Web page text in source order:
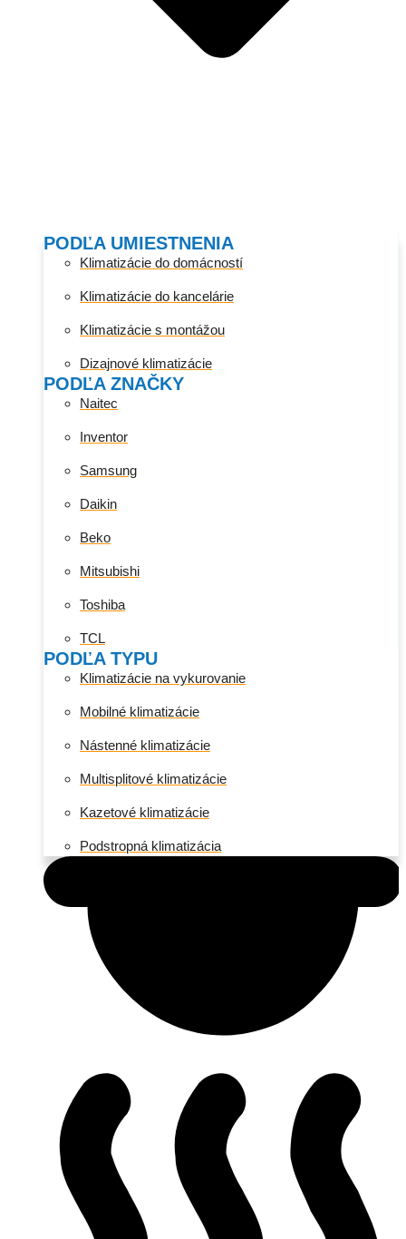
PODĽA UMIESTNENIA
Klimatizácie do domácností
Klimatizácie do kancelárie
Klimatizácie s montážou
Dizajnové klimatizácie
PODĽA ZNAČKY
Naitec
Inventor
Samsung
Daikin
Beko
Mitsubishi
Toshiba
TCL
PODĽA TYPU
Klimatizácie na vykurovanie
Mobilné klimatizácie
Nástenné klimatizácie
Multisplitové klimatizácie
Kazetové klimatizácie
Podstropná klimatizácia